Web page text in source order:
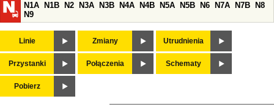
N1A
N1B N2 N3A N3B N4A N4B N5A N5B N6 N7A N7B
N8
N9
Linie Zmiany Utrudnienia
Przystanki Połączenia Schematy
Pobierz